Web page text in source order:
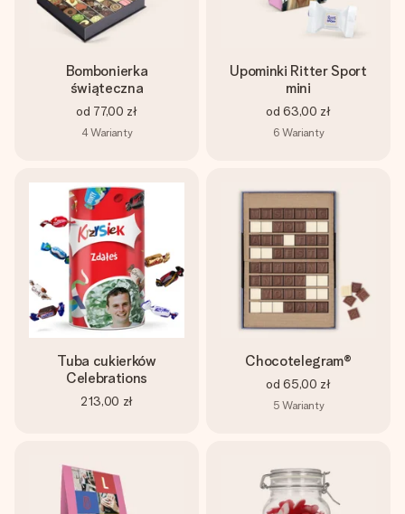
Bombonierka
świąteczna
od 77,00 zł
4Warianty
Upominki Ritter Sport
mini
od 63,00 zł
6 Warianty
Tuba cukierków
Celebrations
213,00 zł
Chocotelegram®
od 65,00 zł
5 Warianty